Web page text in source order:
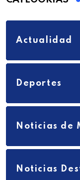
Actualidad
Deportes
Noticias de
Noticias